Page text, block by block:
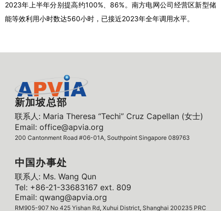
2023年上半年分别提高约100%、86%。南方电网公司经营区新型储
能等效利用小时数达560小时，已接近2023年全年调用水平。
新加坡总部
联系人: Maria Theresa “Techi” Cruz Capellan (女士)
Email: office@apvia.org
200 Cantonment Road #06-01A, Southpoint Singapore 089763
中国办事处
联系人: Ms. Wang Qun
Tel: +86-21-33683167 ext. 809
Email: qwang@apvia.org
RM905-907 No 425 Yishan Rd, Xuhui District, Shanghai 200235 PRC